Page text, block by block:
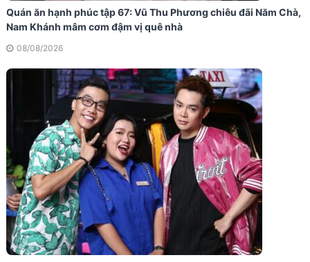
Quán ăn hạnh phúc tập 67: Vũ Thu Phương chiêu đãi Năm Chà,
Nam Khánh mâm cơm đậm vị quê nhà
08/08/2026